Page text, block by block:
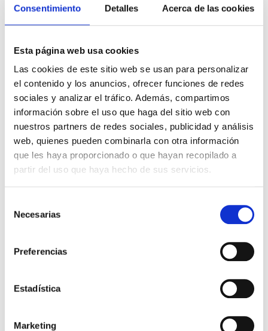
Consentimiento Detalles Acerca de las cookies
Esta página web usa cookies
Las cookies de este sitio web se usan para personalizar
el contenido y los anuncios, ofrecer funciones de redes
sociales y analizar el tráfico. Además, compartimos
información sobre el uso que haga del sitio web con
nuestros partners de redes sociales, publicidad y análisis
web, quienes pueden combinarla con otra información
que les haya proporcionado o que hayan recopilado a
partir del uso que haya hecho de sus servicios.
Necesarias
Preferencias
Estadística
Marketing
Sesión inicial de
consultoría online
Un consultor te llama para realizar tu sesión
online de consultoríaGRATIS.
2.
Recibes tu
estrategia
Te enviaremos el informe junto con la